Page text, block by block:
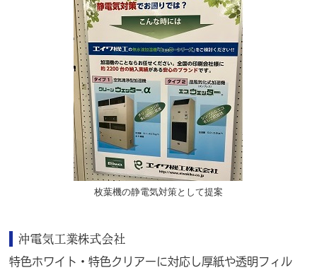
枚葉機の静電気対策として提案
沖電気工業株式会社
特色ホワイト・特色クリアーに対応し厚紙や透明フィル